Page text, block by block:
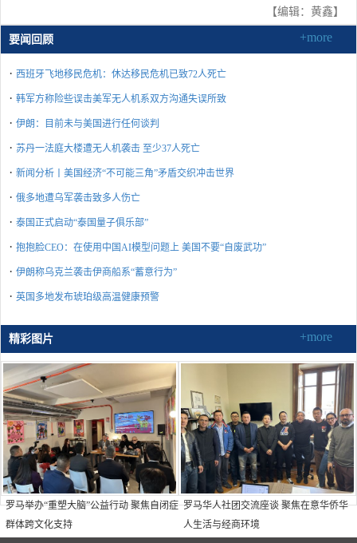
【编辑：黄鑫】
要闻回顾 +more
· 西班牙飞地移民危机：休达移民危机已致72人死亡
· 韩军方称险些误击美军无人机系双方沟通失误所致
· 伊朗：目前未与美国进行任何谈判
· 苏丹一法庭大楼遭无人机袭击 至少37人死亡
· 新闻分析丨美国经济“不可能三角”矛盾交织冲击世界
· 俄多地遭乌军袭击致多人伤亡
· 泰国正式启动“泰国量子俱乐部”
· 抱抱脸CEO：在使用中国AI模型问题上 美国不要“自废武功”
· 伊朗称乌克兰袭击伊商船系“蓄意行为”
· 英国多地发布琥珀级高温健康预警
精彩图片 +more
罗马举办“重塑大脑”公益行动 聚焦自闭症
群体跨文化支持
罗马华人社团交流座谈 聚焦在意华侨华
人生活与经商环境